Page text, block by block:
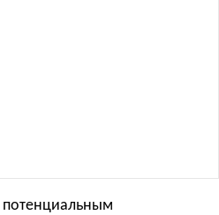
потенциальным